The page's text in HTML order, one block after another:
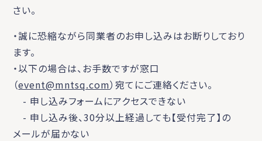
さい。
・誠に恐縮ながら同業者のお申し込みはお断りしており
ます。
・以下の場合は、お手数ですが窓口
（event@mntsq.com）宛てにご連絡ください。
- 申し込みフォームにアクセスできない
- 申し込み後、30分以上経過しても【受付完了】の
メールが届かない